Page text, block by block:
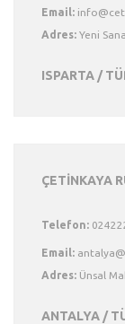
Email:
Adres: Yeni
ISPARTA /
ÇETİNKAYA
Telefon:
Email:
Adres: Ünsal
ANTALYA /